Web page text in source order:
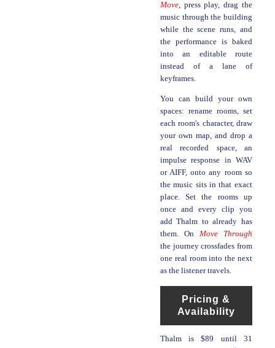
Move, press play, drag the
music through the building
while the scene runs, and
the performance is baked
into an editable route
instead of a lane of
keyframes.
You can build your own
spaces: rename rooms, set
each room's character, draw
your own map, and drop a
real recorded space, an
impulse response in WAV
or AIFF, onto any room so
the music sits in that exact
place. Set the rooms up
once and every clip you
add Thalm to already has
them. On Move Through
the journey crossfades from
one real room into the next
as the listener travels.
Pricing &
Availability
Thalm is $89 until 31